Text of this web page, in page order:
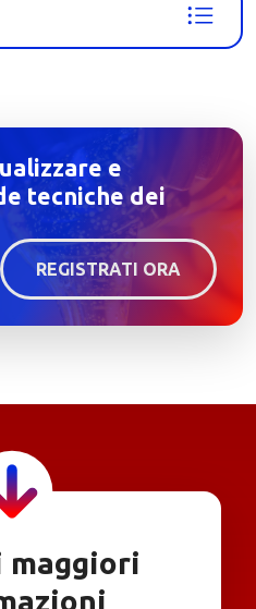
e
tecniche dei
REGISTRATI ORA
maggiori